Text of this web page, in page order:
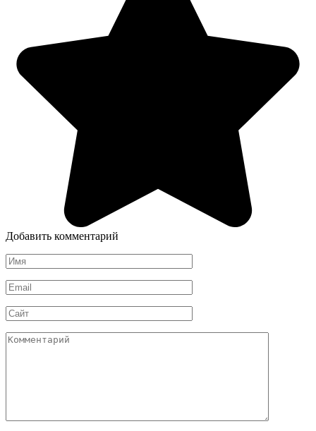
Добавить комментарий
Имя
*
Email
*
Сайт
Комментарий